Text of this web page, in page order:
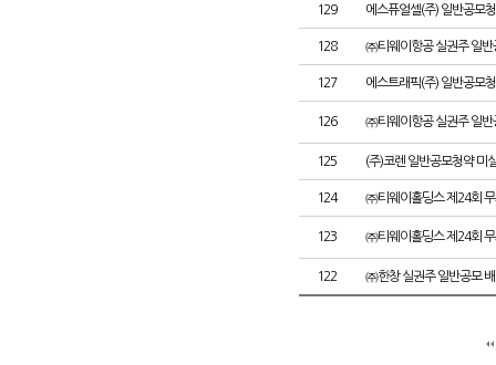
129 에스퓨얼셀(주) 일반공모
128 ㈜티웨이항공 실권주 일반
127 에스트래픽(주) 일반공모
126 ㈜티웨이항공 실권주 일반
125 (주)코렌 일반공모청약 미
124 ㈜티웨이홀딩스 제24회
123 ㈜티웨이홀딩스 제24회
122 ㈜한창 실권주 일반공모